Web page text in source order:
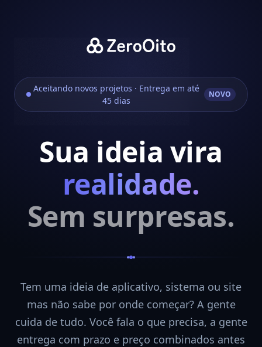
Aceitando novos projetos · Entrega em até
45 dias
NOVO
Sua ideia vira
realidade.
Sem surpresas.
Tem uma ideia de aplicativo, sistema ou site
mas não sabe por onde começar? A gente
cuida de tudo. Você fala o que precisa, a gente
entrega com prazo e preço combinados antes